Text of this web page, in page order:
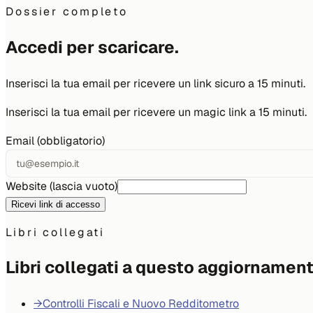
Dossier completo
Accedi per scaricare.
Inserisci la tua email per ricevere un link sicuro a 15 minuti.
Inserisci la tua email per ricevere un magic link a 15 minuti.
Email (obbligatorio)
Website (lascia vuoto)
Ricevi link di accesso
Libri collegati
Libri collegati a questo
→Controlli Fiscali e Nuovo Redditometro